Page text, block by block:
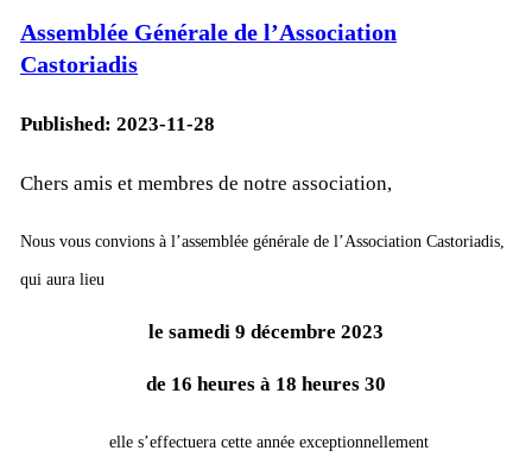
Assemblée Générale de l’Association
Castoriadis
Published: 2023-11-28
Chers amis et membres de notre as­so­cia­tion,
Nous vous convions à l’as­sem­blée gé­né­rale de l’As­so­cia­tion Cas­to­ria­dis,
qui aura lieu
le sa­medi 9 dé­cembre 2023
de 16 heures à 18 heures 30
elle s’ef­fec­tuera cette an­née ex­cep­tion­nel­le­ment